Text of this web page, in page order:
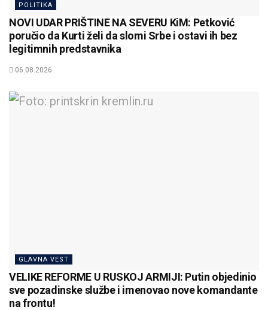
POLITIKA
NOVI UDAR PRIŠTINE NA SEVERU KiM: Petković
poručio da Kurti želi da slomi Srbe i ostavi ih bez
legitimnih predstavnika
06.08.2026
GLAVNA VEST
VELIKE REFORME U RUSKOJ ARMIJI: Putin objedinio
sve pozadinske službe i imenovao nove komandante
na frontu!